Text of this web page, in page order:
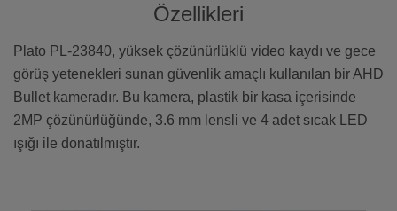
Özellikleri
Plato PL-23840, yüksek çözünürlüklü video kaydı ve gece
görüş yetenekleri sunan güvenlik amaçlı kullanılan bir AHD
Bullet kameradır. Bu kamera, plastik bir kasa içerisinde
2MP çözünürlüğünde, 3.6 mm lensli ve 4 adet sıcak LED
ışığı ile donatılmıştır.